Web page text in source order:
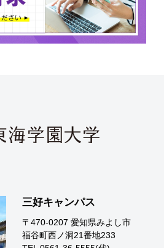
三好キャンパス
〒470-0207 愛知県みよし市
福谷町西ノ洞21番地233